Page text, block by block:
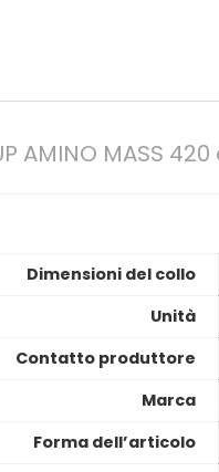
AMINO MASS
Dimensioni del collo
Unità
Contatto produttore
Marca
Forma dell’articolo